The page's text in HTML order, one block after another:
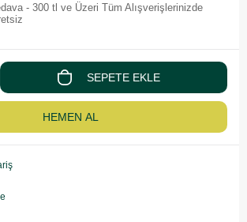
- 300 tl ve Üzeri Tüm Alışverişlerinizde